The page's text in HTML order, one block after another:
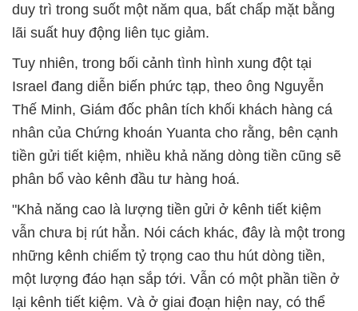
duy trì trong suốt một năm qua, bất chấp mặt bằng
lãi suất huy động liên tục giảm.
Tuy nhiên, trong bối cảnh tình hình xung đột tại
Israel đang diễn biến phức tạp, theo ông Nguyễn
Thế Minh, Giám đốc phân tích khối khách hàng cá
nhân của Chứng khoán Yuanta cho rằng, bên cạnh
tiền gửi tiết kiệm, nhiều khả năng dòng tiền cũng sẽ
phân bổ vào kênh đầu tư hàng hoá.
"Khả năng cao là lượng tiền gửi ở kênh tiết kiệm
vẫn chưa bị rút hẳn. Nói cách khác, đây là một trong
những kênh chiếm tỷ trọng cao thu hút dòng tiền,
một lượng đáo hạn sắp tới. Vẫn có một phần tiền ở
lại kênh tiết kiệm. Và ở giai đoạn hiện nay, có thể